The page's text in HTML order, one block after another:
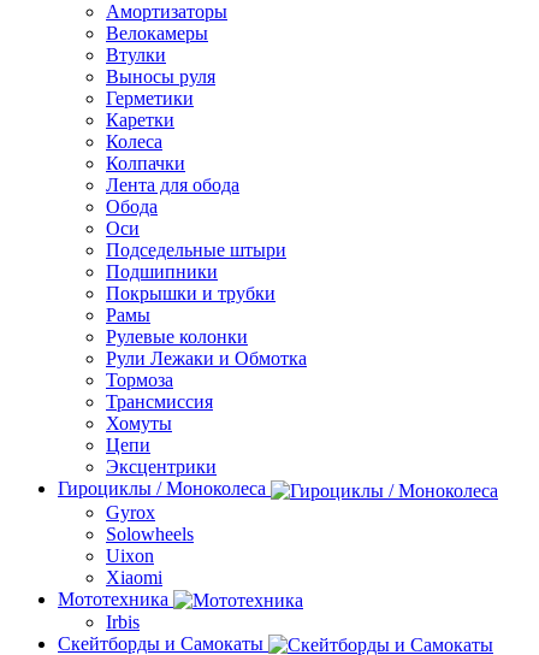
Амортизаторы
Велокамеры
Втулки
Выносы руля
Герметики
Каретки
Колеса
Колпачки
Лента для обода
Обода
Оси
Подседельные штыри
Подшипники
Покрышки и трубки
Рамы
Рулевые колонки
Рули Лежаки и Обмотка
Тормоза
Трансмиcсия
Хомуты
Цепи
Эксцентрики
Гироциклы / Моноколеса
Gyrox
Solowheels
Uixon
Xiaomi
Мототехника
Irbis
Скейтборды и Самокаты